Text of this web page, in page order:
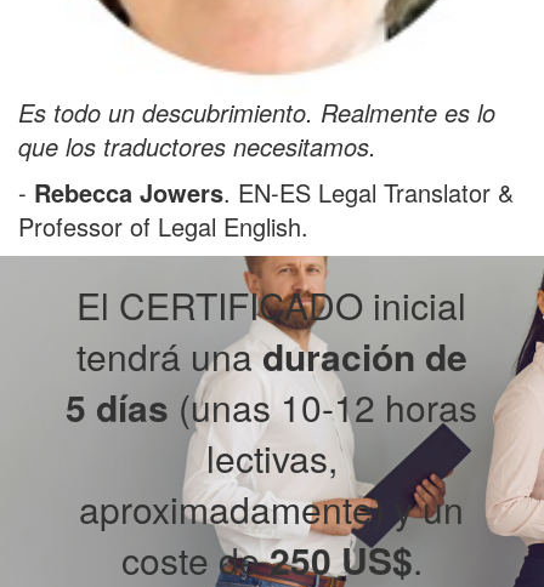
Es todo un descubrimiento. Realmente es lo
que los traductores necesitamos.
- Rebecca Jowers. EN-ES Legal Translator &
Professor of Legal English.
El CERTIFICADO inicial
tendrá unaduración de
5 días (unas 10-12 horas
lectivas,
aproximadamente) y un
coste de250 US$.